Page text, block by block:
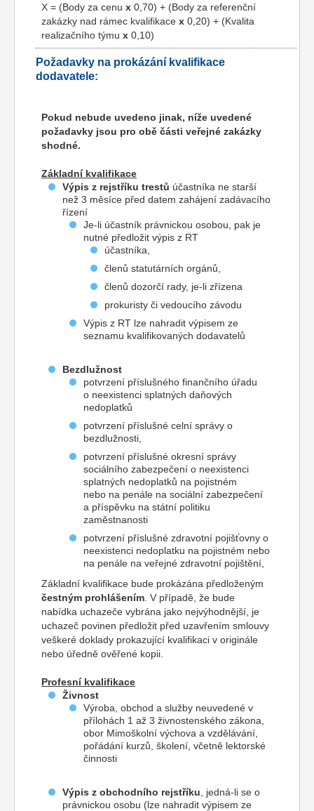
X = (Body za cenu x 0,70) + (Body za referenční
zakázky nad rámec kvalifikace x 0,20) + (Kvalita
realizačního týmu x 0,10)
Požadavky na prokázání kvalifikace
dodavatele:
Pokud nebude uvedeno jinak, níže uvedené
požadavky jsou pro obě části veřejné zakázky
shodné.
Základní kvalifikace
Výpis z rejstříku trestů účastníka ne starší
než 3 měsíce před datem zahájení zadávacího
řízení
Je-li účastník právnickou osobou, pak je
nutné předložit výpis z RT
účastníka,
členů statutárních orgánů,
členů dozorčí rady, je-li zřízena
prokuristy či vedoucího závodu
Výpis z RT lze nahradit výpisem ze
seznamu kvalifikovaných dodavatelů
Bezdlužnost
potvrzení příslušného finančního úřadu
o neexistenci splatných daňových
nedoplatků
potvrzení příslušné celní správy o
bezdlužnosti,
potvrzení příslušné okresní správy
sociálního zabezpečení o neexistenci
splatných nedoplatků na pojistném
nebo na penále na sociální zabezpečení
a příspěvku na státní politiku
zaměstnanosti
potvrzení příslušné zdravotní pojišťovny o
neexistenci nedoplatku na pojistném nebo
na penále na veřejné zdravotní pojištění,
Základní kvalifikace bude prokázána předloženým
čestným prohlášením . V případě, že bude
nabídka uchazeče vybrána jako nejvýhodnější, je
uchazeč povinen předložit před uzavřením smlouvy
veškeré doklady prokazující kvalifikaci v originále
nebo úředně ověřené kopii.
Profesní kvalifikace
Živnost
Výroba, obchod a služby neuvedené v
přílohách 1 až 3 živnostenského zákona,
obor Mimoškolní výchova a vzdělávání,
pořádání kurzů, školení, včetně lektorské
činnosti
Výpis z obchodního rejstříku , jedná-li se o
právnickou osobu (lze nahradit výpisem ze